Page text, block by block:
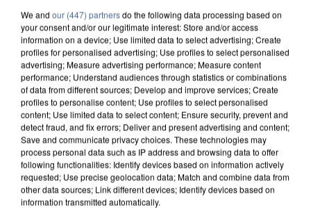
We and our (447) partnersdo the following data processing based on
your consent and/or our legitimate interest: Store and/or access
information on a device; Use limited data to select advertising; Create
profiles for personalised advertising; Use profiles to select personalised
advertising; Measure advertising performance; Measure content
performance; Understand audiences through statistics or combinations
of data from different sources; Develop and improve services; Create
profiles to personalise content; Use profiles to select personalised
content; Use limited data to select content; Ensure security, prevent and
detect fraud, and fix errors; Deliver and present advertising and content;
Save and communicate privacy choices. These technologies may
process personal data such as IP address and browsing data to offer
following functionalities: Identify devices based on information actively
requested; Use precise geolocation data; Match and combine data from
other data sources; Link different devices; Identify devices based on
information transmitted automatically.